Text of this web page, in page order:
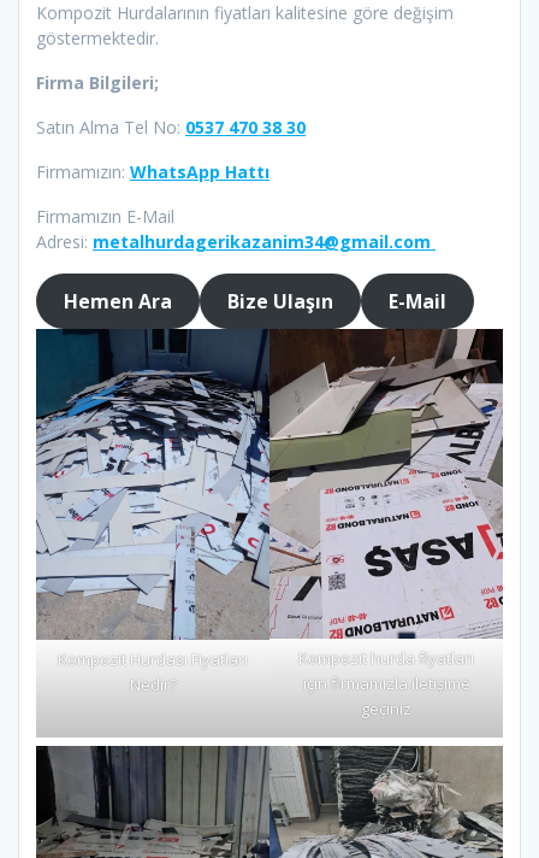
Kompozit Hurdalarının fiyatları kalitesine göre değişim
göstermektedir.
Firma Bilgileri;
Satın Alma Tel No: 0537 470 38 30
Firmamızın: WhatsApp Hattı
Firmamızın E-Mail
Adresi: metalhurdagerikazanim34@gmail.com
Hemen Ara Bize Ulaşın E-Mail
Kompozit Hurdası Fiyatları
Nedir?
Kompozit hurda fiyatları
için firmamızla iletişime
geçiniz